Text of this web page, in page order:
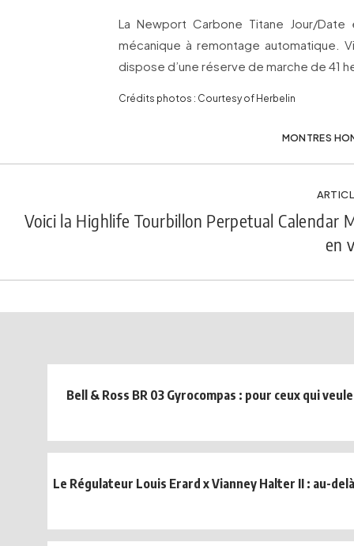
La Newport Carbone Titane Jour/
mécanique à remontage automatique.
dispose d’une réserve de marche de 41
Crédits photos : Courtesy of Herbelin
MONTRES
Voici la Highlife Tourbillon Perpetual Calendar
en
Bell & Ross BR 03 Gyrocompas : pour ceux qui
Le Régulateur Louis Erard x Vianney Halter II : au-